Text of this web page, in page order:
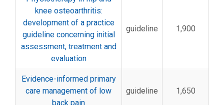
knee osteoarthritis:
development of a practice
guideline concerning initial
assessment, treatment and
evaluation
guideline 1,900
Evidence-informed primary
care management of low
back pain
guideline 1,650